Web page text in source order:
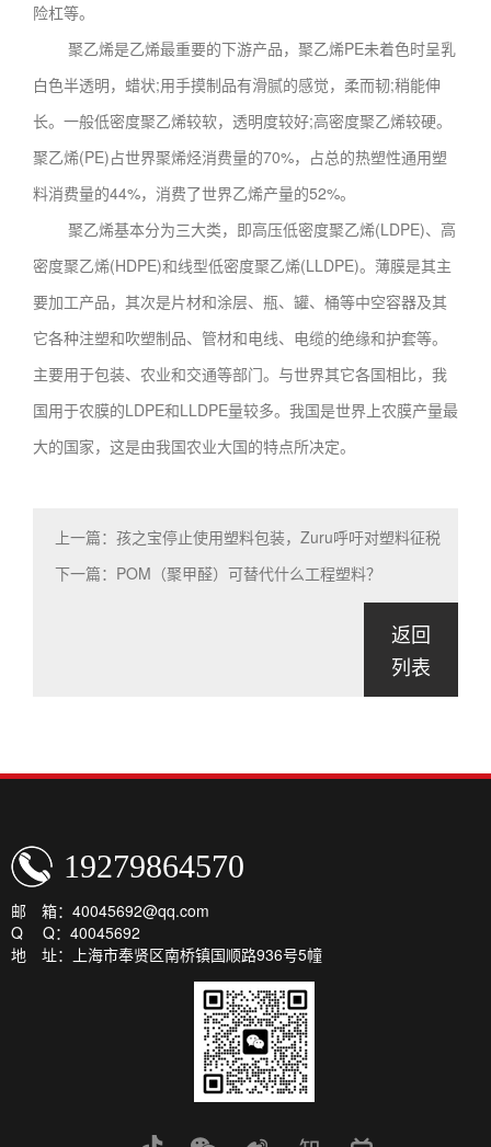
险杠等。
聚乙烯是乙烯最重要的下游产品，聚乙烯PE未着色时呈乳
白色半透明，蜡状;用手摸制品有滑腻的感觉，柔而韧;稍能伸
长。一般低密度聚乙烯较软，透明度较好;高密度聚乙烯较硬。
聚乙烯(PE)占世界聚烯烃消费量的70%，占总的热塑性通用塑
料消费量的44%，消费了世界乙烯产量的52%。
聚乙烯基本分为三大类，即高压低密度聚乙烯(LDPE)、高
密度聚乙烯(HDPE)和线型低密度聚乙烯(LLDPE)。薄膜是其主
要加工产品，其次是片材和涂层、瓶、罐、桶等中空容器及其
它各种注塑和吹塑制品、管材和电线、电缆的绝缘和护套等。
主要用于包装、农业和交通等部门。与世界其它各国相比，我
国用于农膜的LDPE和LLDPE量较多。我国是世界上农膜产量最
大的国家，这是由我国农业大国的特点所决定。
上一篇：孩之宝停止使用塑料包装，Zuru呼吁对塑料征税
下一篇：POM（聚甲醛）可替代什么工程塑料？
返回
列表
19279864570
邮 箱：40045692@qq.com
Q Q：40045692
地 址：上海市奉贤区南桥镇国顺路936号5幢